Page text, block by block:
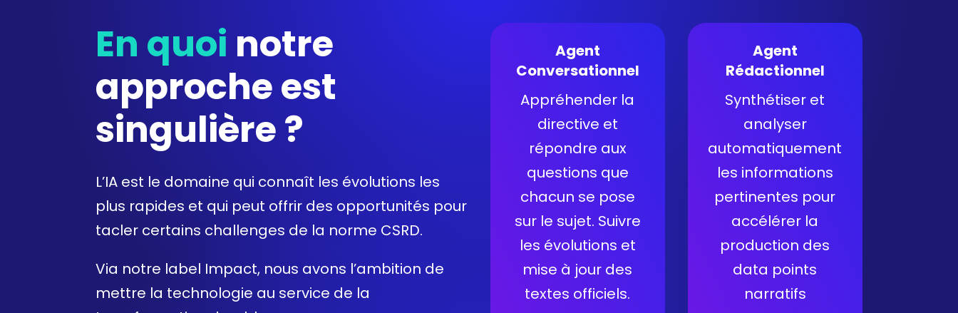
En quoi notre
approche est
singulière ?
L’IA est le domaine qui connaît les évolutions les
plus rapides et qui peut offrir des opportunités pour
tacler certains challenges de la norme CSRD.
Via notre label Impact, nous avons l’ambition de
mettre la technologie au service de la
Agent
Conversationnel
Appréhender la
directive et
répondre aux
questions que
chacun se pose
sur le sujet. Suivre
les évolutions et
mise à jour des
textes officiels.
Agent
Rédactionnel
Synthétiser et
analyser
automatiquement
les informations
pertinentes pour
accélérer la
production des
data points
narratifs